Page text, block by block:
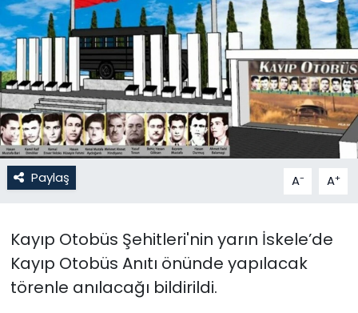
Paylaş A- A+
Kayıp Otobüs Şehitleri'nin yarın İskele’de
Kayıp Otobüs Anıtı önünde yapılacak
törenle anılacağı bildirildi.
KKTC
KKTC YEREL SEÇİM 2018
Kültür Sanat
Magazin
Moda
Otomobil Dünyası
Politika